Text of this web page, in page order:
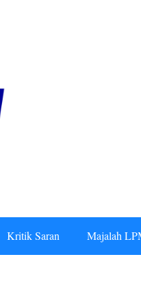
Kritik Saran Majalah